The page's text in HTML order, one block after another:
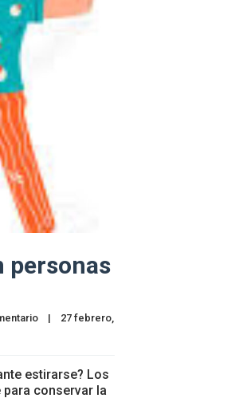
personas
|
27 febrero,
estirarse? Los
conservar la